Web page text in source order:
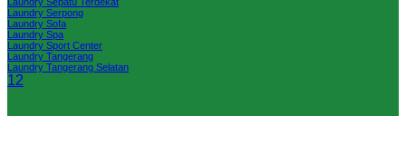
Laundry Serpong
Laundry Sofa
Laundry Spa
Laundry Sport Center
Laundry Tangerang
Laundry Tangerang Selatan
12